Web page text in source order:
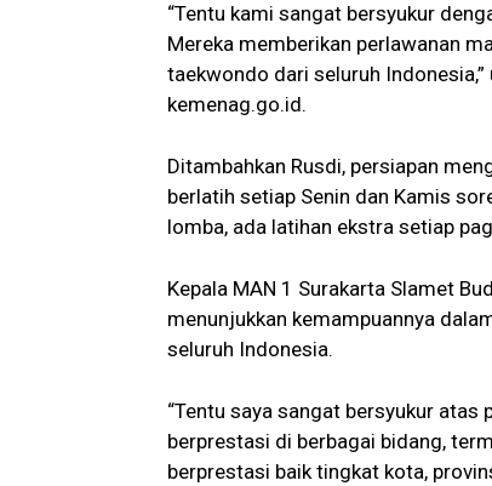
“Tentu kami sangat bersyukur
Mereka memberikan perlawanan
taekwondo dari seluruh
kemenag.go.id.
Ditambahkan Rusdi, persiapan
berlatih setiap Senin dan Kamis
lomba, ada latihan ekstra setiap
Kepala MAN 1 Surakarta Slamet
menunjukkan kemampuannya
seluruh Indonesia.
“Tentu saya sangat bersyukur
berprestasi di berbagai bidang,
berprestasi baik tingkat kota,